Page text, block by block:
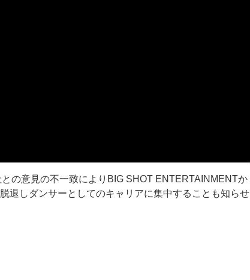
の意見の不一致によりBIG SHOT ENTERTAINMENTか
退しダンサーとしてのキャリアに集中することも知らせ